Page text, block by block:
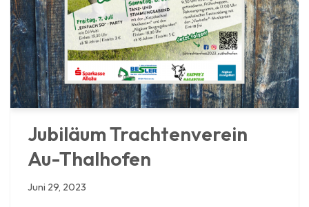
Jubiläum Trachtenverein
Au-Thalhofen
Juni 29, 2023